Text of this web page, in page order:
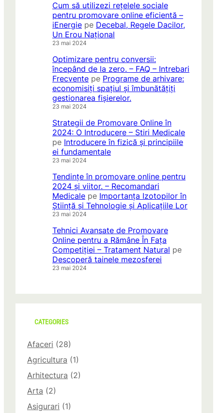
Cum să utilizezi rețelele sociale
pentru promovare online eficientă –
iEnergie pe Decebal, Regele Dacilor,
Un Erou Național
23 mai 2024
Optimizare pentru conversii:
începând de la zero. – FAQ – Intrebari
Frecvente pe Programe de arhivare:
economisiți spațiul și îmbunătățiți
gestionarea fișierelor.
23 mai 2024
Strategii de Promovare Online în
2024: O Introducere – Stiri Medicale
pe Introducere în fizică și principiile
ei fundamentale
23 mai 2024
Tendințe în promovare online pentru
2024 și viitor. – Recomandari
Medicale pe Importanța Izotopilor în
Știință și Tehnologie și Aplicațiile Lor
23 mai 2024
Tehnici Avansate de Promovare
Online pentru a Rămâne În Fața
Competiției – Tratament Natural pe
Descoperă tainele mezosferei
23 mai 2024
CATEGORIES
Afaceri (28)
Agricultura (1)
Arhitectura (2)
Arta (2)
Asigurari (1)